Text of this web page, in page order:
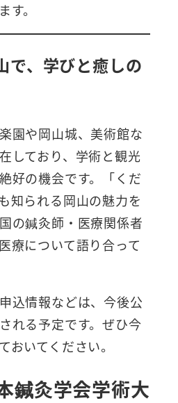
す。
で、学びと癒しの
園や岡山城、美術館な
しており、学術と観光
好の機会です。「くだ
知られる岡山の魅力を
の鍼灸師・医療関係者
療について語り合って
込情報などは、今後公
れる予定です。ぜひ今
おいてください。
鍼灸学会学術大